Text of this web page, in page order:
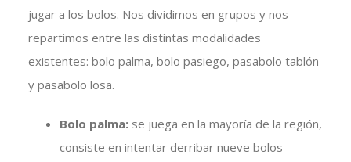
jugar a los bolos. Nos dividimos en grupos y nos
repartimos entre las distintas modalidades
existentes: bolo palma, bolo pasiego, pasabolo tablón
y pasabolo losa.
Bolo palma: se juega en la mayoría de la región,
consiste en intentar derribar nueve bolos